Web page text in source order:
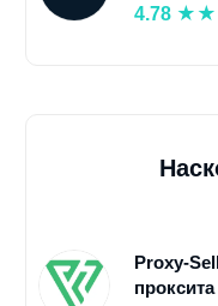
4.78
Proxy-
проксита